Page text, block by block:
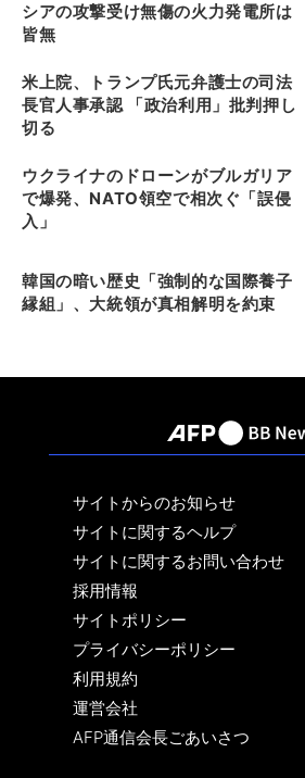
シアの攻撃受け無傷の火力発電所は
皆無
米上院、トランプ氏元弁護士の司法
長官人事承認 「政治利用」批判押し
切る
ウクライナのドローンがブルガリア
で爆発、NATO領空で相次ぐ「誤侵
入」
韓国の暗い歴史「強制的な国際養子
縁組」、大統領が真相解明を約束
サイトからのお知らせ
サイトに関するヘルプ
サイトに関するお問い合わせ
採用情報
サイトポリシー
プライバシーポリシー
利用規約
運営会社
AFP通信会長ごあいさつ